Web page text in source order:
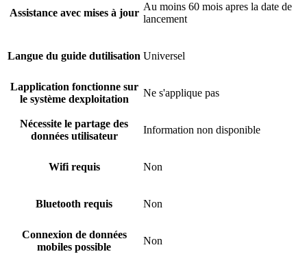
Assistance avec mises à jour
Au moins 60 mois apres la date de
lancement
Langue du guide dutilisation Universel
Lapplication fonctionne sur
le système dexploitation
Ne s'applique pas
Nécessite le partage des
données utilisateur
Information non disponible
Wifi requis Non
Bluetooth requis Non
Connexion de données
mobiles possible
Non